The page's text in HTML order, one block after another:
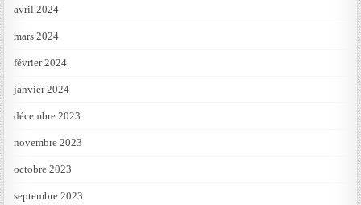
avril 2024
mars 2024
février 2024
janvier 2024
décembre 2023
novembre 2023
octobre 2023
septembre 2023